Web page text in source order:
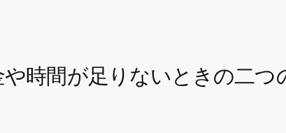
や時間が足りないときの二